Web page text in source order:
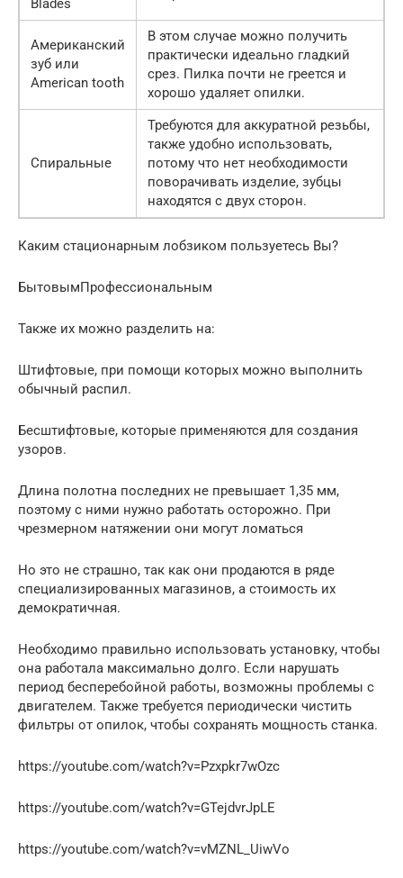
Blades
Американский
зуб или
American tooth
В этом случае можно получить
практически идеально гладкий
срез. Пилка почти не греется и
хорошо удаляет опилки.
Спиральные
Требуются для аккуратной резьбы,
также удобно использовать,
потому что нет необходимости
поворачивать изделие, зубцы
находятся с двух сторон.
Каким стационарным лобзиком пользуетесь Вы?
БытовымПрофессиональным
Также их можно разделить на:
Штифтовые, при помощи которых можно выполнить
обычный распил.
Бесштифтовые, которые применяются для создания
узоров.
Длина полотна последних не превышает 1,35 мм,
поэтому с ними нужно работать осторожно. При
чрезмерном натяжении они могут ломаться
Но это не страшно, так как они продаются в ряде
специализированных магазинов, а стоимость их
демократичная.
Необходимо правильно использовать установку, чтобы
она работала максимально долго. Если нарушать
период бесперебойной работы, возможны проблемы с
двигателем. Также требуется периодически чистить
фильтры от опилок, чтобы сохранять мощность станка.
https://youtube.com/watch?v=Pzxpkr7wOzc
https://youtube.com/watch?v=GTejdvrJpLE
https://youtube.com/watch?v=vMZNL_UiwVo